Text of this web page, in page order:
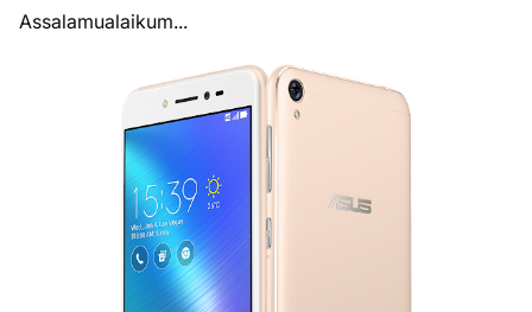
Assalamualaikum...